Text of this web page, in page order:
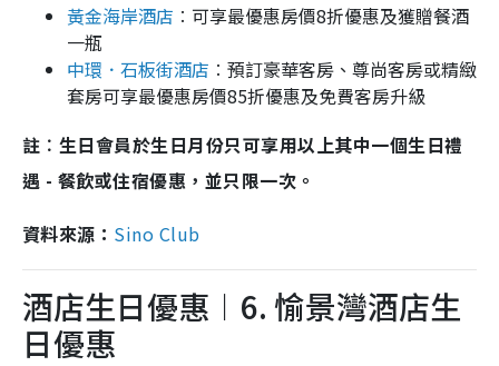
黃金海岸酒店 ︰可享最優惠房價8折優惠及獲贈餐酒
一瓶
中環．石板街酒店 ︰預訂豪華客房、尊尚客房或精緻
套房可享最優惠房價85折優惠及免費客房升級
註︰生日會員於生日月份只可享用以上其中一個生日禮
遇 - 餐飲或住宿優惠，並只限一次​。
資料來源： Sino Club
酒店生日優惠︱6. 愉景灣酒店生
日優惠